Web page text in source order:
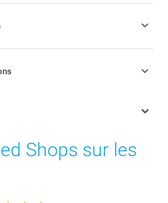
francs suisses (CHF), TVA incluse et
Shops sur les